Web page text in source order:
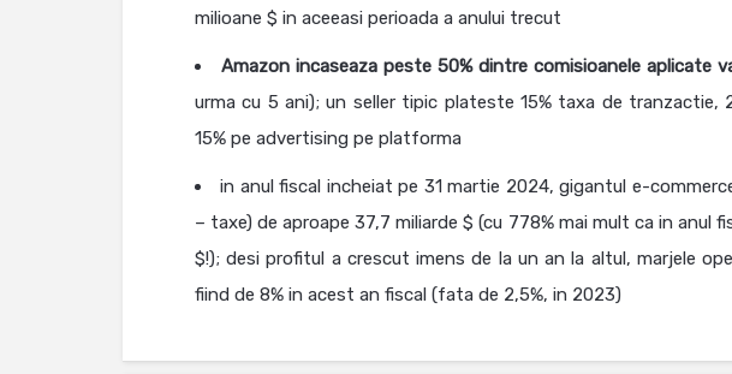
milioane $ in aceeasi perioada a anului trecut
Amazon incaseaza peste 50% dintre comisioanele aplicate
urma cu 5 ani); un seller tipic plateste 15% taxa de tranzactie,
15% pe advertising pe platforma
in anul fiscal incheiat pe 31 martie 2024, gigantul e-
– taxe) de aproape 37,7 miliarde $ (cu 778% mai mult ca in
$!); desi profitul a crescut imens de la un an la altul, marjele
fiind de 8% in acest an fiscal (fata de 2,5%, in 2023)